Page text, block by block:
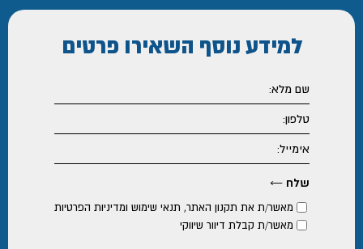
למידע נוסף השאירו פרטים
מאשר/ת את תקנון האתר, תנאי שימוש ומדיניות הפרטיות
מאשר/ת קבלת דיוור שיווקי